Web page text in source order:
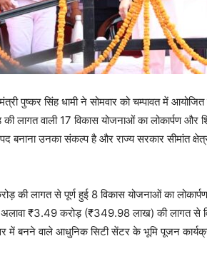
पुष्कर सिंह धामी ने सोमवार को चम्पावत में
लागत वाली 17 विकास योजनाओं का लोकार्पण और
बनाना उनका संकल्प है और राज्य सरकार सीमांत
की लागत से पूर्ण हुई 8 विकास योजनाओं का
₹3.49 करोड़ (₹349.98 लाख) की लागत से
में बनने वाले आधुनिक सिटी सेंटर के भूमि पूजन